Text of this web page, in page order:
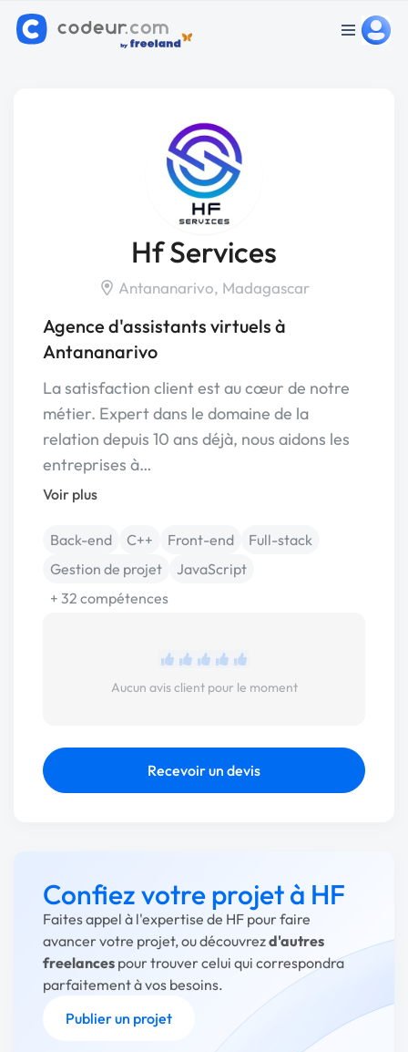
Hf Services
Antananarivo, Madagascar
Agence d'assistants virtuels à
Antananarivo
La satisfaction client est au cœur de notre
métier. Expert dans le domaine de la
relation depuis 10 ans déjà, nous aidons les
entreprises à…
Voir plus
Back-end C++ Front-end
Full-stack
Gestion de projet
JavaScript
+ 32 compétences
Aucun avis client pour le moment
Recevoir un devis
Confiez votre projet à HF
Faites appel à l'expertise de HF pour faire
avancer votre projet, ou découvrezd'autres
freelances pour trouver celui qui correspondra
parfaitement à vos besoins.
Publier un projet